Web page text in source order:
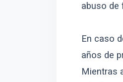
abuso de
En caso
años de
Mientras